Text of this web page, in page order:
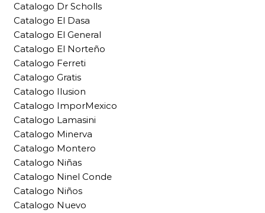
Catalogo Dr Scholls
Catalogo El Dasa
Catalogo El General
Catalogo El Norteño
Catalogo Ferreti
Catalogo Gratis
Catalogo Ilusion
Catalogo ImporMexico
Catalogo Lamasini
Catalogo Minerva
Catalogo Montero
Catalogo Niñas
Catalogo Ninel Conde
Catalogo Niños
Catalogo Nuevo